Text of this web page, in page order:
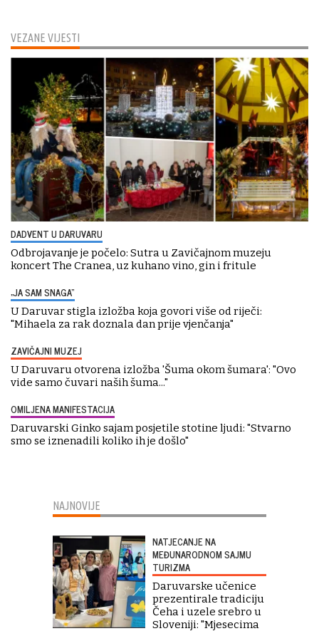
VEZANE VIJESTI
DADVENT U DARUVARU
Odbrojavanje je počelo: Sutra u Zavičajnom muzeju
koncert The Cranea, uz kuhano vino, gin i fritule
„JA SAM SNAGA“
U Daruvar stigla izložba koja govori više od riječi:
"Mihaela za rak doznala dan prije vjenčanja"
ZAVIČAJNI MUZEJ
U Daruvaru otvorena izložba 'Šuma okom šumara': "Ovo
vide samo čuvari naših šuma..."
OMILJENA MANIFESTACIJA
Daruvarski Ginko sajam posjetile stotine ljudi: "Stvarno
smo se iznenadili koliko ih je došlo"
NAJNOVIJE
NATJECANJE NA
MEĐUNARODNOM SAJMU
TURIZMA
Daruvarske učenice
prezentirale tradiciju
Čeha i uzele srebro u
Sloveniji: "Mjesecima